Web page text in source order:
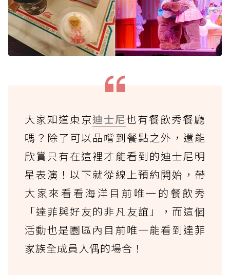
大家知道東京迪士尼也有餐飲秀餐廳
嗎？除了可以品嚐到餐點之外，還能
欣賞只有在這裡才能看到的迪士尼明
星表演！以下就從線上預約開始，帶
大家來看看海洋目前唯一的餐飲秀
「達菲與好友的非凡友誼」，而這個
活動也是園區內目前唯一能看到達菲
家族全成員人偶的場合！